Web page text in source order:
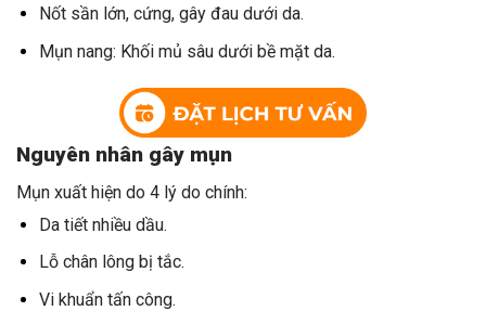
Nốt sần lớn, cứng, gây đau dưới da.
Mụn nang: Khối mủ sâu dưới bề mặt da.
Nguyên nhân gây mụn
Mụn xuất hiện do 4 lý do chính:
Da tiết nhiều dầu.
Lỗ chân lông bị tắc.
Vi khuẩn tấn công.